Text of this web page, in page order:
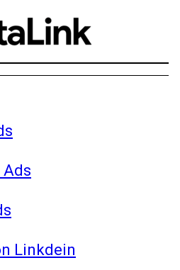
Ads
Linkdein